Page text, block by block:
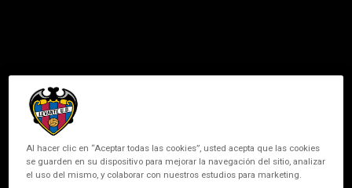
Al hacer clic en “Aceptar todas las cookies”, usted acepta que las cookies
se guarden en su dispositivo para mejorar la navegación del sitio, analizar
el uso del mismo, y colaborar con nuestros estudios para marketing.